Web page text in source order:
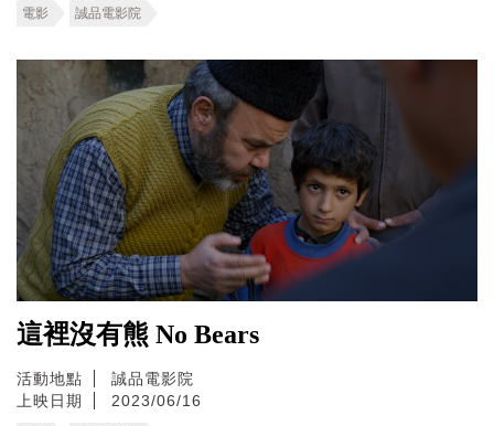
電影 誠品電影院
這裡沒有熊 No Bears
活動地點
誠品電影院
上映日期
2023/06/16